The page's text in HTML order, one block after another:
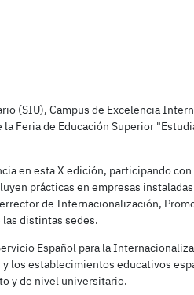
(SIU), Campus de Excelencia
Feria de Educación Superior
en esta X edición, participando
prácticas en empresas
de Internacionalización,
distintas sedes.
Español para la
los establecimientos educativos
y de nivel universitario.